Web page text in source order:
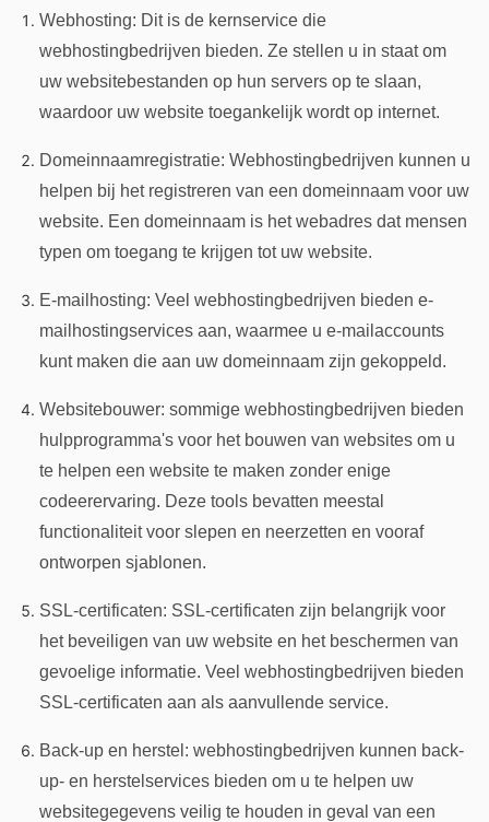
Webhosting: Dit is de kernservice die
webhostingbedrijven bieden. Ze stellen u in staat om
uw websitebestanden op hun servers op te slaan,
waardoor uw website toegankelijk wordt op internet.
Domeinnaamregistratie: Webhostingbedrijven kunnen u
helpen bij het registreren van een domeinnaam voor uw
website. Een domeinnaam is het webadres dat mensen
typen om toegang te krijgen tot uw website.
E-mailhosting: Veel webhostingbedrijven bieden e-
mailhostingservices aan, waarmee u e-mailaccounts
kunt maken die aan uw domeinnaam zijn gekoppeld.
Websitebouwer: sommige webhostingbedrijven bieden
hulpprogramma's voor het bouwen van websites om u
te helpen een website te maken zonder enige
codeerervaring. Deze tools bevatten meestal
functionaliteit voor slepen en neerzetten en vooraf
ontworpen sjablonen.
SSL-certificaten: SSL-certificaten zijn belangrijk voor
het beveiligen van uw website en het beschermen van
gevoelige informatie. Veel webhostingbedrijven bieden
SSL-certificaten aan als aanvullende service.
Back-up en herstel: webhostingbedrijven kunnen back-
up- en herstelservices bieden om u te helpen uw
websitegegevens veilig te houden in geval van een